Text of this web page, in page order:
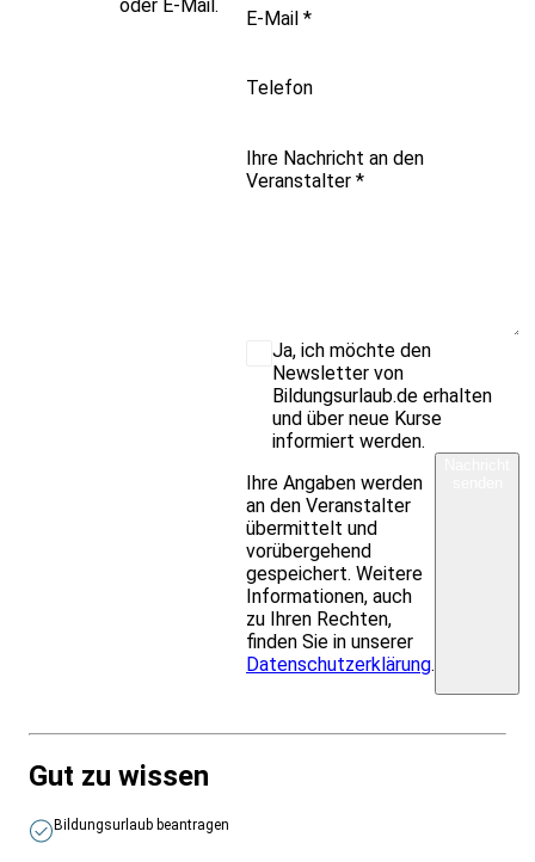
oder E-Mail.
E-Mail *
Telefon
Ihre Nachricht an den
Veranstalter *
Ja, ich möchte den
Newsletter von
Bildungsurlaub.de erhalten
und über neue Kurse
informiert werden.
Ihre Angaben werden
an den Veranstalter
übermittelt und
vorübergehend
gespeichert. Weitere
Informationen, auch
zu Ihren Rechten,
finden Sie in unserer
Datenschutzerklärung.
Gut zu wissen
Bildungsurlaub beantragen